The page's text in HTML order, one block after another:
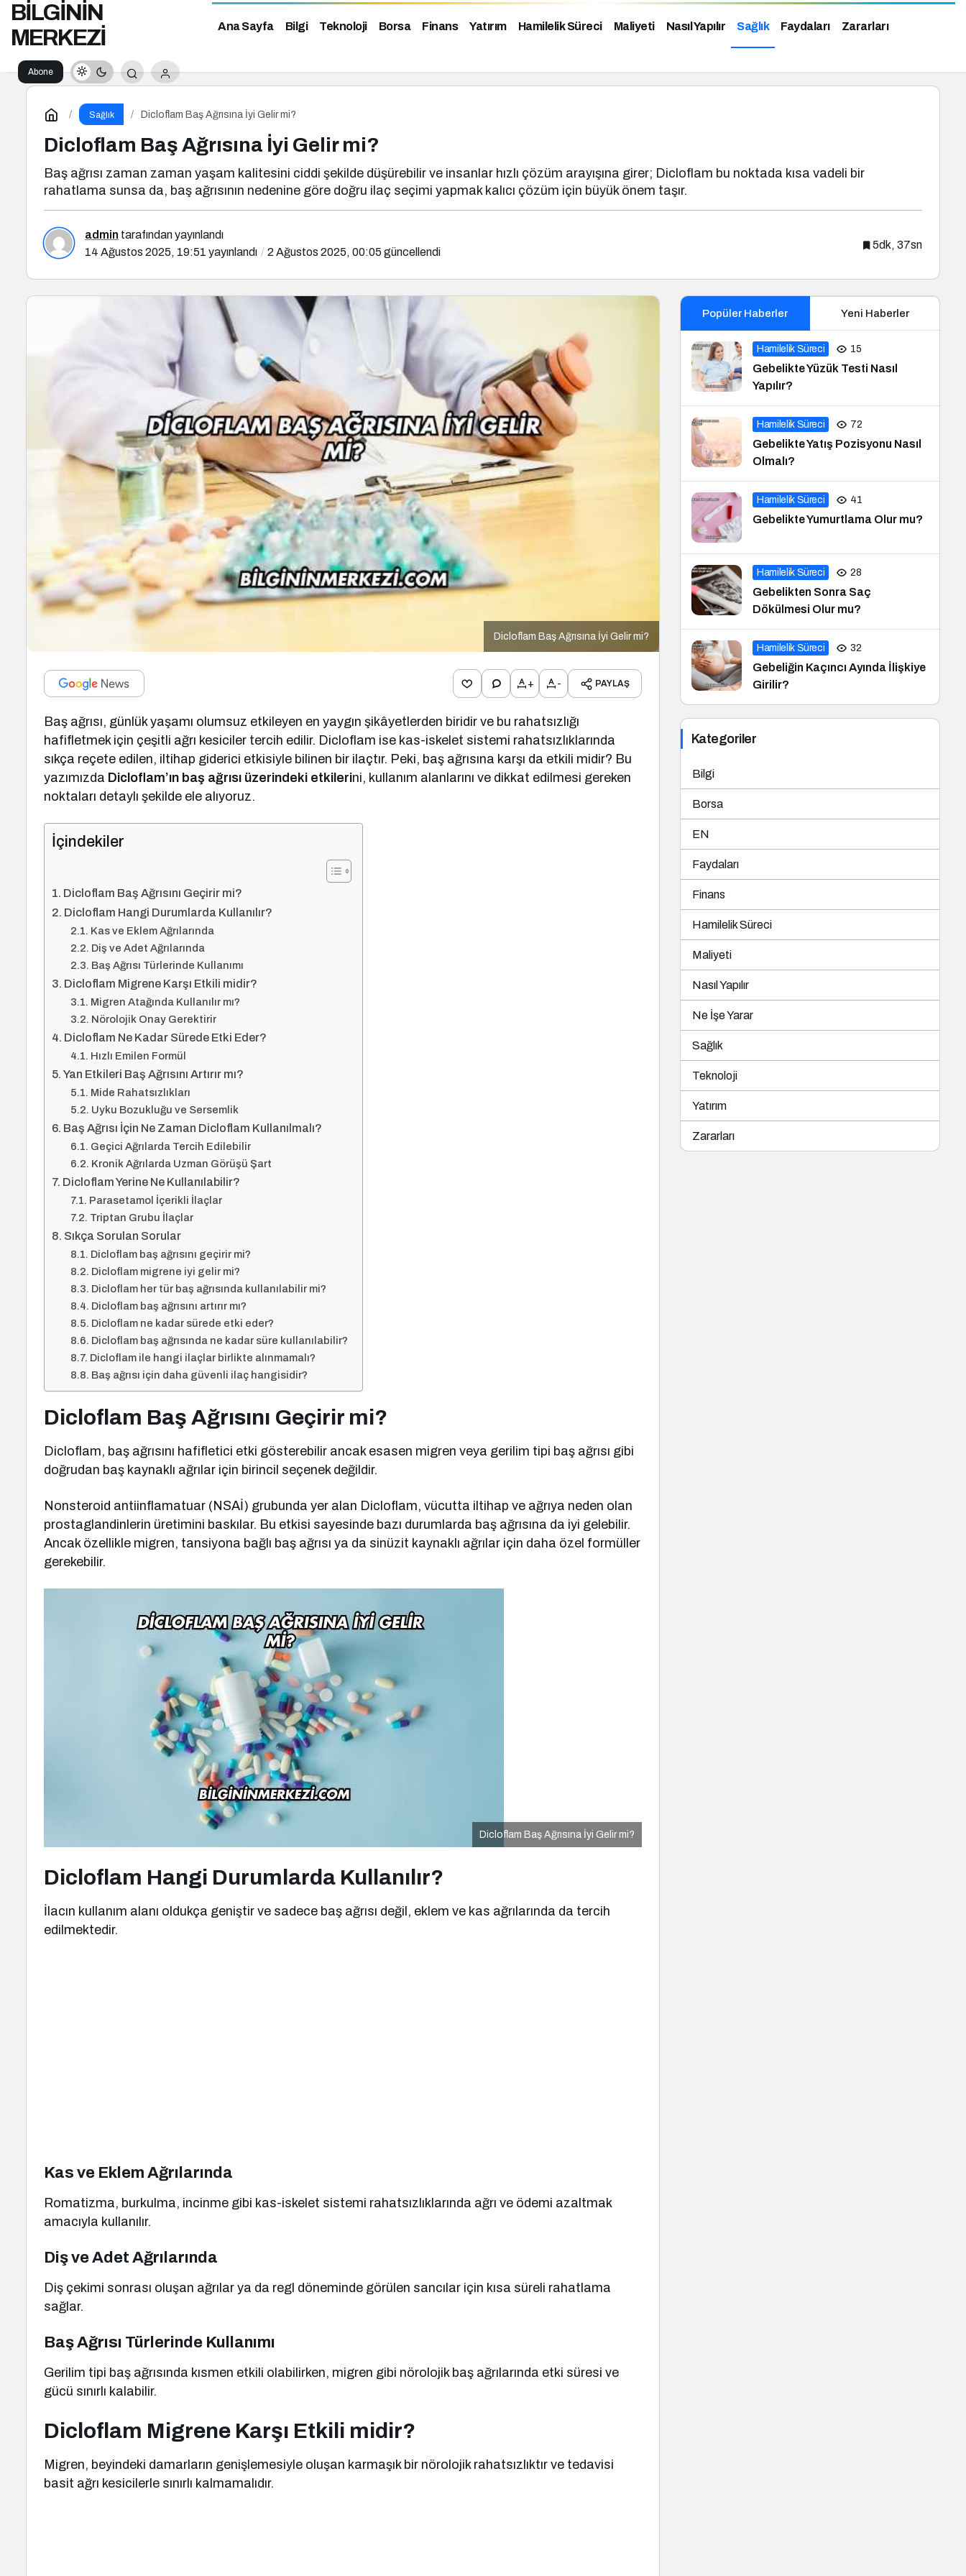
BİLGİNİN
MERKEZİ
Ana Sayfa Bilgi Teknoloji Borsa Finans Yatırım Hamilelik Süreci Maliyeti Nasıl Yapılır Sağlık Faydaları Zararları
Abone
Sağlık
Dicloflam Baş Ağrısına İyi Gelir mi?
Dicloflam Baş Ağrısına İyi Gelir mi?
Baş ağrısı zaman zaman yaşam kalitesini ciddi şekilde düşürebilir ve insanlar hızlı çözüm arayışına girer; Dicloflam bu noktada kısa vadeli bir
rahatlama sunsa da, baş ağrısının nedenine göre doğru ilaç seçimi yapmak kalıcı çözüm için büyük önem taşır.
admin tarafından yayınlandı
14 Ağustos 2025, 19:51 yayınlandı 2 Ağustos 2025, 00:05 güncellendi
5dk, 37sn
Dicloflam Baş Ağrısına İyi Gelir mi?
+ - PAYLAŞ
Baş ağrısı, günlük yaşamı olumsuz etkileyen en yaygın şikâyetlerden biridir ve bu rahatsızlığı
hafifletmek için çeşitli ağrı kesiciler tercih edilir. Dicloflam ise kas-iskelet sistemi rahatsızlıklarında
sıkça reçete edilen, iltihap giderici etkisiyle bilinen bir ilaçtır. Peki, baş ağrısına karşı da etkili midir? Bu
yazımızda Dicloflam’ın baş ağrısı üzerindeki etkilerini, kullanım alanlarını ve dikkat edilmesi gereken
noktaları detaylı şekilde ele alıyoruz.
İçindekiler
Dicloflam Baş Ağrısını Geçirir mi?
Dicloflam Hangi Durumlarda Kullanılır?
Kas ve Eklem Ağrılarında
Diş ve Adet Ağrılarında
Baş Ağrısı Türlerinde Kullanımı
Dicloflam Migrene Karşı Etkili midir?
Migren Atağında Kullanılır mı?
Nörolojik Onay Gerektirir
Dicloflam Ne Kadar Sürede Etki Eder?
Hızlı Emilen Formül
Yan Etkileri Baş Ağrısını Artırır mı?
Mide Rahatsızlıkları
Uyku Bozukluğu ve Sersemlik
Baş Ağrısı İçin Ne Zaman Dicloflam Kullanılmalı?
Geçici Ağrılarda Tercih Edilebilir
Kronik Ağrılarda Uzman Görüşü Şart
Dicloflam Yerine Ne Kullanılabilir?
Parasetamol İçerikli İlaçlar
Triptan Grubu İlaçlar
Sıkça Sorulan Sorular
Dicloflam baş ağrısını geçirir mi?
Dicloflam migrene iyi gelir mi?
Dicloflam her tür baş ağrısında kullanılabilir mi?
Dicloflam baş ağrısını artırır mı?
Dicloflam ne kadar sürede etki eder?
Dicloflam baş ağrısında ne kadar süre kullanılabilir?
Dicloflam ile hangi ilaçlar birlikte alınmamalı?
Baş ağrısı için daha güvenli ilaç hangisidir?
Dicloflam Baş Ağrısını Geçirir mi?
Dicloflam, baş ağrısını hafifletici etki gösterebilir ancak esasen migren veya gerilim tipi baş ağrısı gibi
doğrudan baş kaynaklı ağrılar için birincil seçenek değildir.
Nonsteroid antiinflamatuar (NSAİ) grubunda yer alan Dicloflam, vücutta iltihap ve ağrıya neden olan
prostaglandinlerin üretimini baskılar. Bu etkisi sayesinde bazı durumlarda baş ağrısına da iyi gelebilir.
Ancak özellikle migren, tansiyona bağlı baş ağrısı ya da sinüzit kaynaklı ağrılar için daha özel formüller
gerekebilir.
Dicloflam Baş Ağrısına İyi Gelir mi?
Dicloflam Hangi Durumlarda Kullanılır?
İlacın kullanım alanı oldukça geniştir ve sadece baş ağrısı değil, eklem ve kas ağrılarında da tercih
edilmektedir.
Kas ve Eklem Ağrılarında
Romatizma, burkulma, incinme gibi kas-iskelet sistemi rahatsızlıklarında ağrı ve ödemi azaltmak
amacıyla kullanılır.
Diş ve Adet Ağrılarında
Diş çekimi sonrası oluşan ağrılar ya da regl döneminde görülen sancılar için kısa süreli rahatlama
sağlar.
Baş Ağrısı Türlerinde Kullanımı
Gerilim tipi baş ağrısında kısmen etkili olabilirken, migren gibi nörolojik baş ağrılarında etki süresi ve
gücü sınırlı kalabilir.
Dicloflam Migrene Karşı Etkili midir?
Migren, beyindeki damarların genişlemesiyle oluşan karmaşık bir nörolojik rahatsızlıktır ve tedavisi
basit ağrı kesicilerle sınırlı kalmamalıdır.
Popüler Haberler Yeni Haberler
Hamilelik Süreci 15
Gebelikte Yüzük Testi Nasıl
Yapılır?
Hamilelik Süreci 72
Gebelikte Yatış Pozisyonu Nasıl
Olmalı?
Hamilelik Süreci 41
Gebelikte Yumurtlama Olur mu?
Hamilelik Süreci 28
Gebelikten Sonra Saç
Dökülmesi Olur mu?
Hamilelik Süreci 32
Gebeliğin Kaçıncı Ayında İlişkiye
Girilir?
Kategoriler
Bilgi
Borsa
EN
Faydaları
Finans
Hamilelik Süreci
Maliyeti
Nasıl Yapılır
Ne İşe Yarar
Sağlık
Teknoloji
Yatırım
Zararları